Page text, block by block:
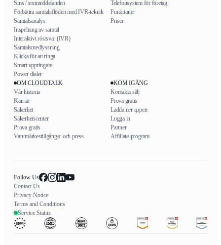
Sms / textmeddelanden
Förbättra samtalsflöden med IVR-teknik
Samtalsanalys
Inspelning av samtal
Interaktivt röstsvar (IVR)
Samtalsmedlyssning
Klicka för att ringa
Smart uppringare
Power dialer
Telefonsystem för företag
Funktioner
Priser
OM CLOUDTALK
Vår historia
Karriär
Säkerhet
Säkerhetscenter
Prova gratis
Varumärkestillgångar och press
KOM IGÅNG
Kontakta sälj
Prova gratis
Ladda ner appen
Logga in
Partner
Affiliate-program
Follow Us
Contact Us
Privacy Notice
Terms and Conditions
Service Status